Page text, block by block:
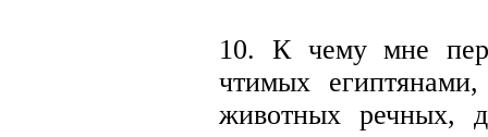
10. К чему мне
чтимых
животных речных,